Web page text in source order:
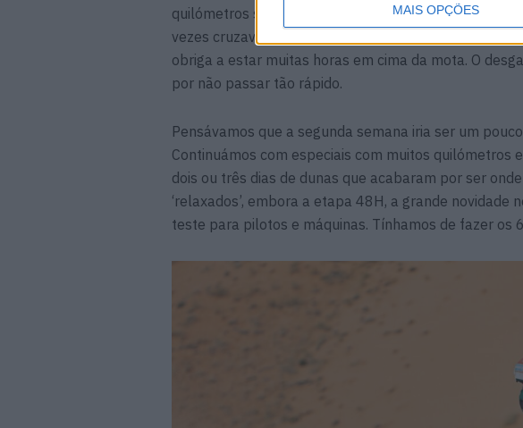
MAIS OPÇÕES
quilómetros sensivelmente, exigiam alguma técnica,
vezes cruzavam zonas de muita pedra onde as
obriga a estar muitas horas em cima da mota. O
por não passar tão rápido.
Pensávamos que a segunda semana iria ser um
Continuámos com especiais com muitos quilómetros
dois ou três dias de dunas que acabaram por ser
‘relaxados’, embora a etapa 48H, a grande novidade
teste para pilotos e máquinas. Tínhamos de fazer os